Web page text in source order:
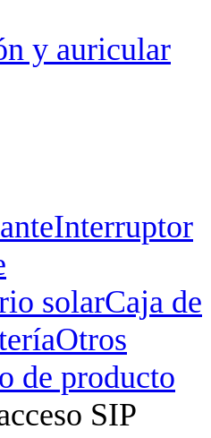
y auricular
Interruptor
solarCaja de
Otros
de producto
SIP